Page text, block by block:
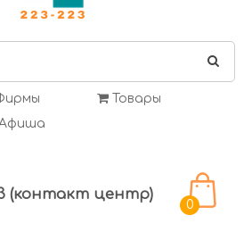
Товары
(контакт центр)
0